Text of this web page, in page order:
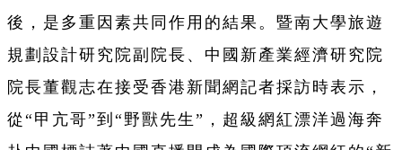
後，是多重因素共同作用的結果。暨南大學旅遊
規劃設計研究院副院長、中國新產業經濟研究院
院長董觀志在接受香港新聞網記者採訪時表示，
從“甲亢哥”到“野獸先生”，超級網紅漂洋過海奔